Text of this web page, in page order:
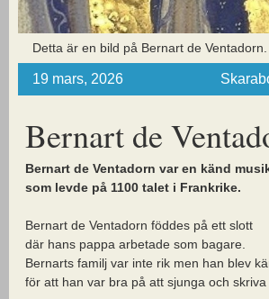
Detta är en bild på Bernart de Ventadorn.
19 mars, 2026
Bernart de
Bernart de Ventadorn var en känd
som levde på 1100 talet i Frankrike.
Bernart de Ventadorn föddes på ett slott
där hans pappa arbetade som bagare.
Bernarts familj var inte rik men han blev
för att han var bra på att sjunga och skriva